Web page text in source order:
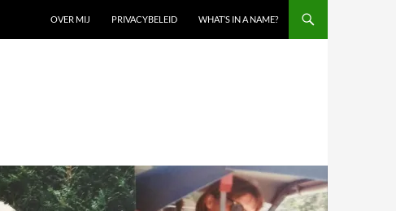
OVER MIJ PRIVACYBELEID WHAT’S IN A NAME?